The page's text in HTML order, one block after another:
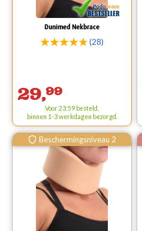
Dunimed Nekbrace
(28)
29,99
Voor 23:59 besteld,
binnen 1-3 werkdagen bezorgd.
Beschermingsniveau 2